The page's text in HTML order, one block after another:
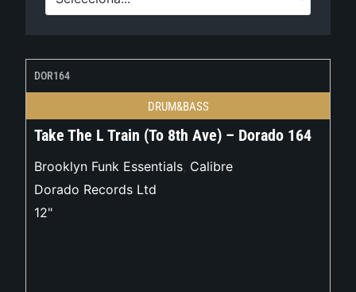
DOR164
DRUM&BASS
Take The L Train (To 8th Ave) – Dorado 164
Brooklyn Funk Essentials, Calibre
Dorado Records Ltd
12"